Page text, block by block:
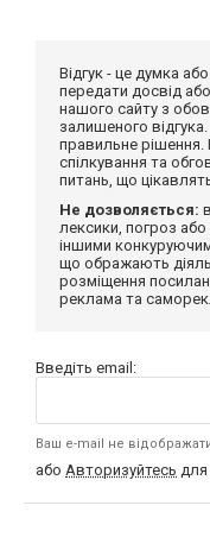
Відгук - це думка
передати досвід
нашого сайту з
залишеного
правильне рішення.
спілкування та
питань, що
Не дозволяється:
лексики, погроз
іншими
що ображають
розміщення
реклама та
Введіть email:
Ваш e-mail не
або Авторизуйтесь для